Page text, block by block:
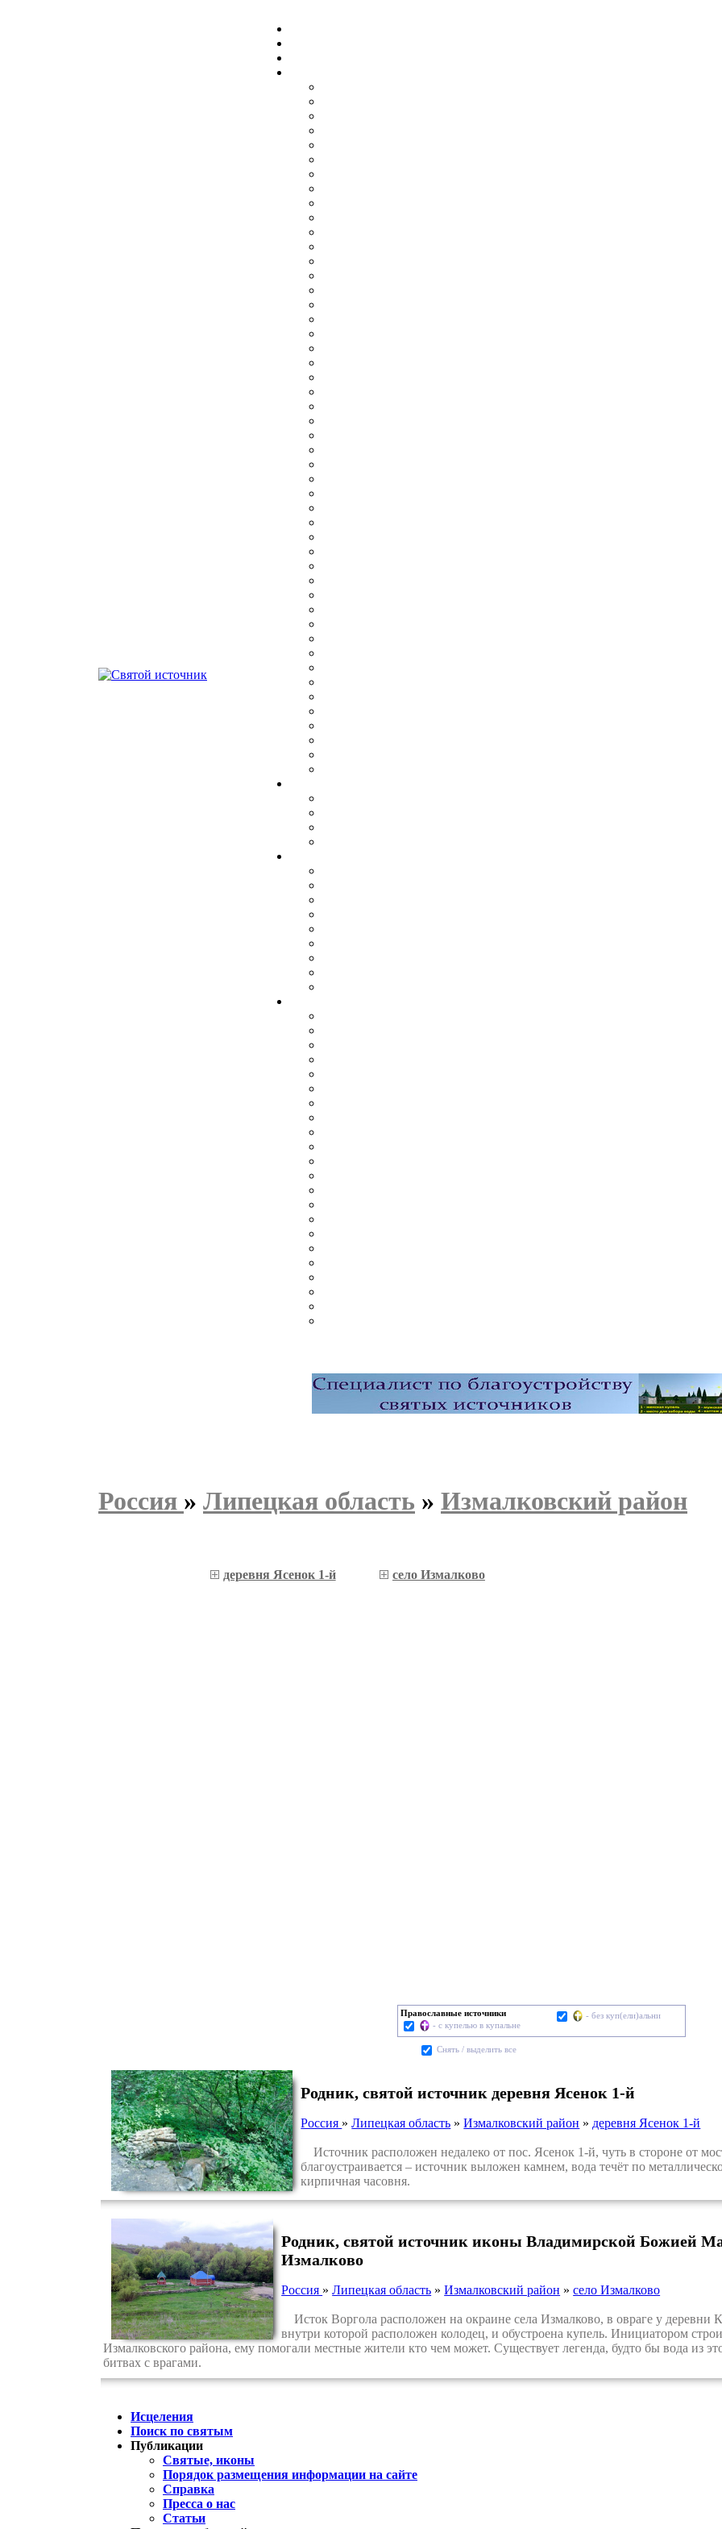
Россия » Липецкая область » Измалковский район
деревня Ясенок 1-й село Измалково
Православные источники
- с купелью в купальне
- без куп(ели)альни
Cнять / выделить все
Родник, святой источник деревня Ясенок 1-й
Россия »Липецкая область »Измалковский район » деревня Ясенок 1-й
Источник расположен недалеко от пос. Ясенок 1-й, чуть в стороне от
благоустраивается – источник выложен камнем, вода течёт по
кирпичная часовня.
Родник, святой источник иконы Владимирской Божией
Измалково
Россия »Липецкая область »Измалковский район »село Измалково
Исток Воргола расположен на окраине села Измалково, в овраге у деревни
внутри которой расположен колодец, и обустроена купель. Инициатором
Измалковского района, ему помогали местные жители кто чем может. Существует легенда, будто бы вода из
битвах с врагами.
Исцеления
Поиск по святым
Публикации
Святые, иконы
Порядок размещения информации на сайте
Справка
Пресса о нас
Статьи